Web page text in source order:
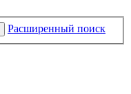
Расширенный поиск